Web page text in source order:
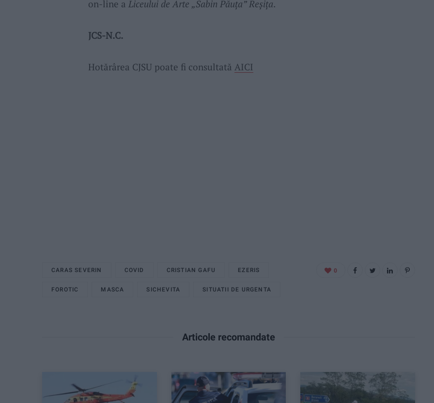
on-line a Liceului de Arte „Sabin Păuţa” Reşiţa.
JCS-N.C.
Hotărârea CJSU poate fi consultată AICI
CARAS SEVERIN COVID CRISTIAN GAFU EZERIS
FOROTIC MASCA SICHEVITA SITUATII DE URGENTA
0
Articole recomandate